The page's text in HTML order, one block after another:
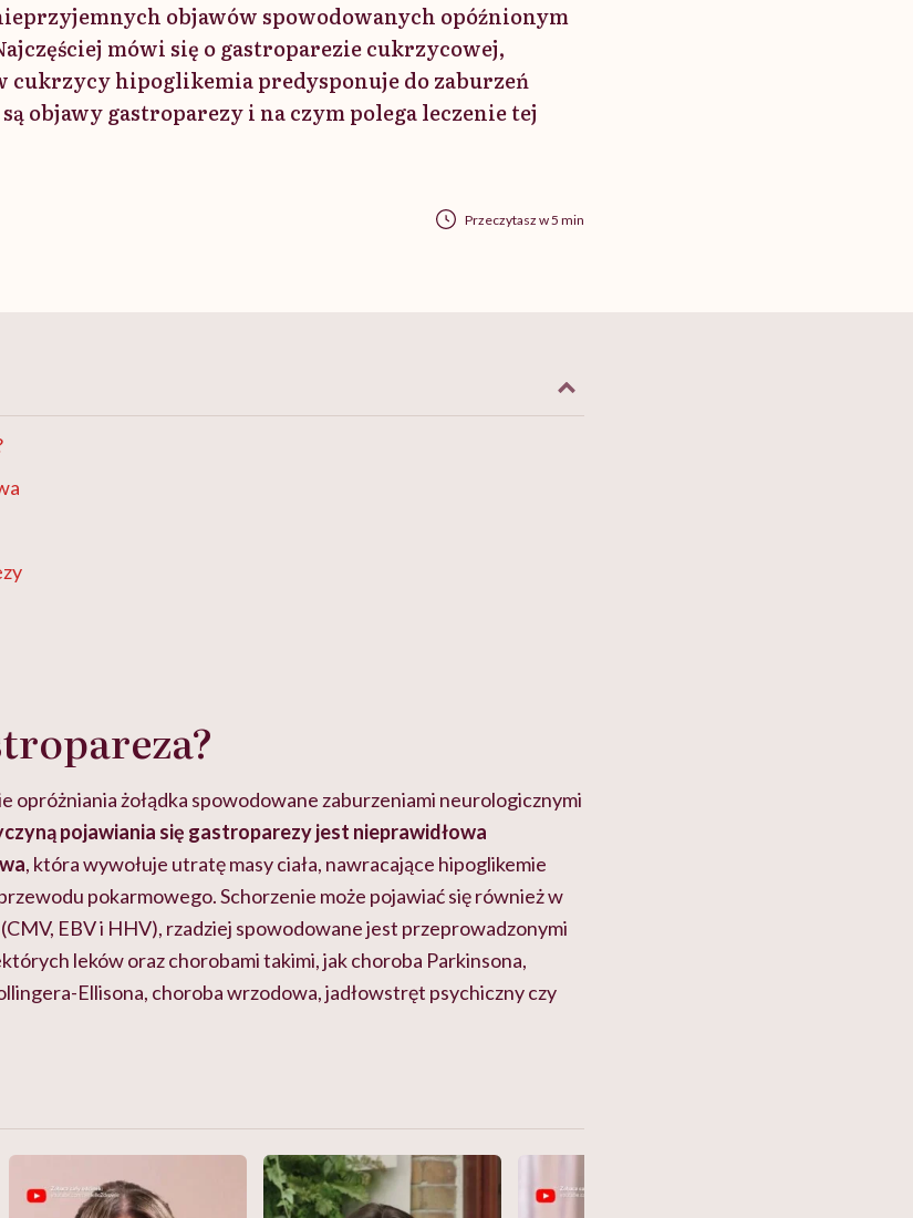
objawów spowodowanych opóźnionym
mówi się o gastroparezie cukrzycowej,
cukrzycy hipoglikemia predysponuje do zaburzeń
objawy gastroparezy i na czym polega leczenie tej
Przeczytasz w 5 min
opróżniania żołądka spowodowane zaburzeniami neurologicznymi
pojawiania się gastroparezy jest nieprawidłowa
, która wywołuje utratę masy ciała, nawracające hipoglikemie
pokarmowego. Schorzenie może pojawiać się również w
EBV i HHV), rzadziej spowodowane jest przeprowadzonymi
leków oraz chorobami takimi, jak choroba Parkinsona,
Ellisona, choroba wrzodowa, jadłowstręt psychiczny czy